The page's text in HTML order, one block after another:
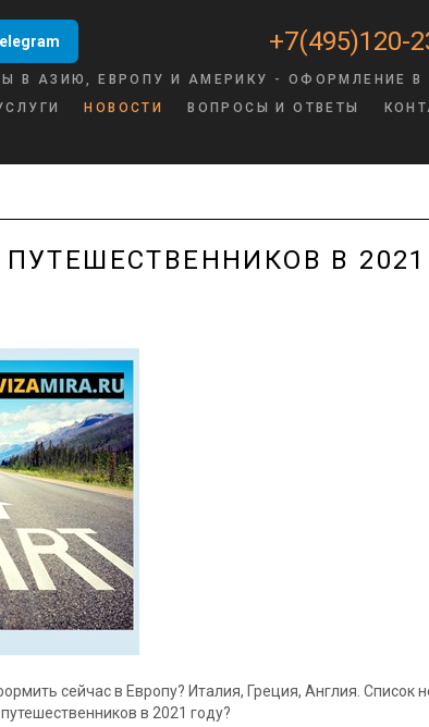
+7(495)120-
В АЗИЮ, ЕВРОПУ И АМЕРИКУ - ОФОРМЛЕНИЕ В
НОВОСТИ ВОПРОСЫ И ОТВЕТЫ
В 2021
сейчас в Европу? Италия, Греция, Англия. Список
в 2021 году?